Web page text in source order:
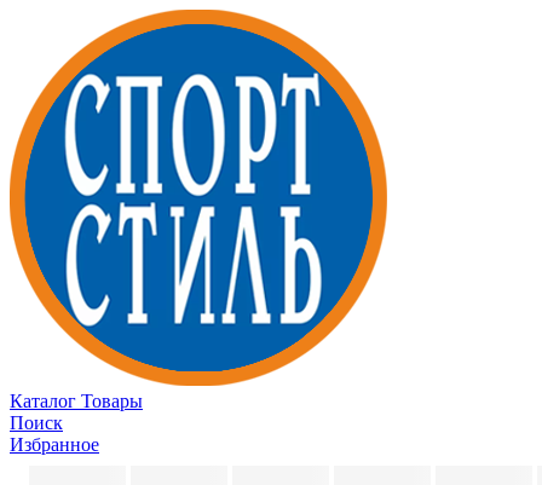
Каталог Товары
Поиск
Избранное